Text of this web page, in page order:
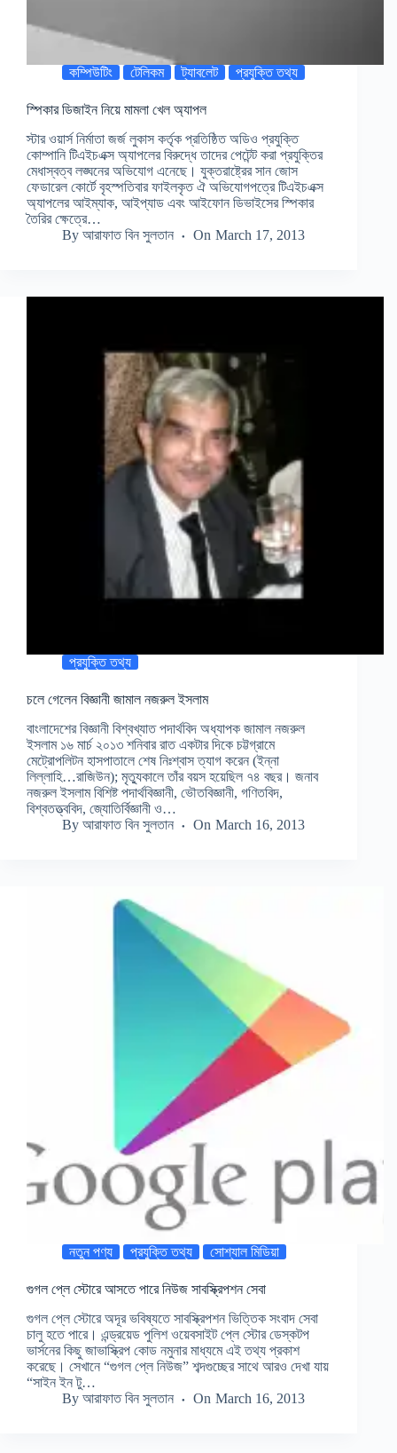
কম্পিউটিং টেলিকম ট্যাবলেট প্রযুক্তি তথ্য
স্পিকার ডিজাইন নিয়ে মামলা খেল অ্যাপল
স্টার ওয়ার্স নির্মাতা জর্জ লুকাস কর্তৃক প্রতিষ্ঠিত অডিও প্রযুক্তি
কোম্পানি টিএইচএক্স অ্যাপলের বিরুদ্ধে তাদের পেটেন্ট করা প্রযুক্তির
মেধাস্বত্ব লঙ্ঘনের অভিযোগ এনেছে। যুক্তরাষ্ট্রের সান জোস
ফেডারেল কোর্টে বৃহস্পতিবার ফাইলকৃত ঐ অভিযোগপত্রে টিএইচএক্স
অ্যাপলের আইম্যাক, আইপ্যাড এবং আইফোন ডিভাইসের স্পিকার
তৈরির ক্ষেত্রে…
By আরাফাত বিন সুলতান On March 17, 2013
প্রযুক্তি তথ্য
চলে গেলেন বিজ্ঞানী জামাল নজরুল ইসলাম
বাংলাদেশের বিজ্ঞানী বিশ্বখ্যাত পদার্থবিদ অধ্যাপক জামাল নজরুল
ইসলাম ১৬ মার্চ ২০১৩ শনিবার রাত একটার দিকে চট্টগ্রামে
মেট্রোপলিটন হাসপাতালে শেষ নিঃশ্বাস ত্যাগ করেন (ইন্না
লিল্লাহি…রাজিউন); মৃত্যুকালে তাঁর বয়স হয়েছিল ৭৪ বছর। জনাব
নজরুল ইসলাম বিশিষ্ট পদার্থবিজ্ঞানী, ভৌতবিজ্ঞানী, গণিতবিদ,
বিশ্বতত্ত্ববিদ, জ্যোতির্বিজ্ঞানী ও…
By আরাফাত বিন সুলতান On March 16, 2013
নতুন পণ্য প্রযুক্তি তথ্য সোশ্যাল মিডিয়া
গুগল প্লে স্টোরে আসতে পারে নিউজ সাবস্ক্রিপশন সেবা
গুগল প্লে স্টোরে অদূর ভবিষ্যতে সাবস্ক্রিপশন ভিত্তিক সংবাদ সেবা
চালু হতে পারে। এন্ড্রয়েড পুলিশ ওয়েবসাইট প্লে স্টোর ডেস্কটপ
ভার্সনের কিছু জাভাস্ক্রিপ কোড নমুনার মাধ্যমে এই তথ্য প্রকাশ
করেছে। সেখানে “গুগল প্লে নিউজ” শব্দগুচ্ছের সাথে আরও দেখা যায়
“সাইন ইন টু…
By আরাফাত বিন সুলতান On March 16, 2013